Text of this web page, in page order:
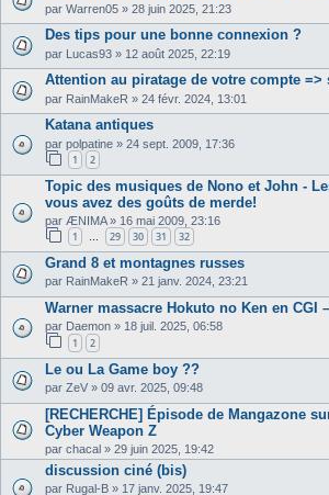
par Warren05 » 28 juin 2025, 21:23
Des tips pour une bonne connexion ?
par Lucas93 » 12 août 2025, 22:19
Attention au piratage de votre compte
par RainMakeR » 24 févr. 2024, 13:01
Katana antiques
par polpatine » 24 sept. 2009, 17:36
1 2
Topic des musiques de Nono et John -
vous avez des goûts de merde!
par ÆNIMA» 16 mai 2009, 23:16
1 … 29 30 31 32
Grand 8 et montagnes russes
par RainMakeR » 21 janv. 2024, 23:21
Warner massacre Hokuto no Ken en CGI
par Daemon » 18 juil. 2025, 06:58
1 2
Le ou La Game boy ??
par ZeV » 09 avr. 2025, 09:48
[RECHERCHE] Épisode de Mangazone
Cyber Weapon Z
par chacal » 29 juin 2025, 19:42
discussion ciné (bis)
par Rugal-B » 17 janv. 2025, 19:47